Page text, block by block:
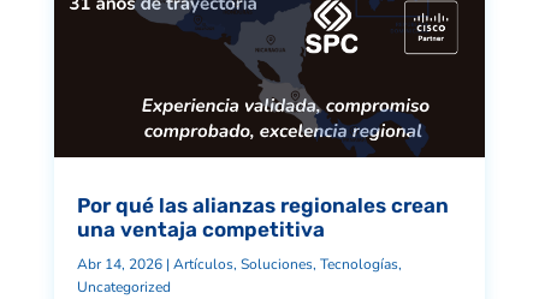
Por qué las alianzas regionales crean
una ventaja competitiva
Abr 14, 2026| Artículos, Soluciones, Tecnologías,
Uncategorized